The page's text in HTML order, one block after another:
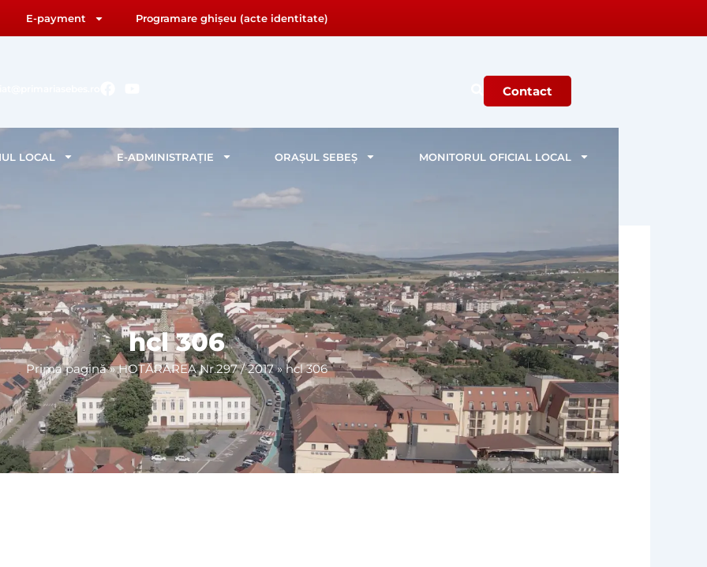
E-payment Programare ghișeu (acte identitate)
e
b
o
t
b
Contact
LOCAL E-ADMINISTRAȚIE ORAȘUL SEBEȘ MONITORUL OFICIAL LOCAL
hcl 306
Prima pagină»HOTĂRÂREA Nr.297 / 2017»hcl 306